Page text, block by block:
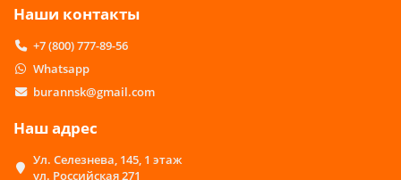
Наши контакты
+7 (800) 777-89-56
Whatsapp
burannsk@gmail.com
Наш адрес
Ул. Селезнева, 145, 1 этаж
ул. Российская 271